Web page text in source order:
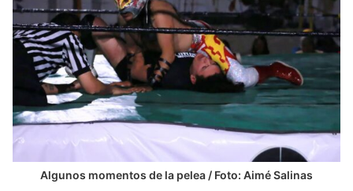
Algunos momentos de la pelea / Foto: Aimé Salinas